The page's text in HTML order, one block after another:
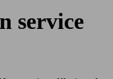
service